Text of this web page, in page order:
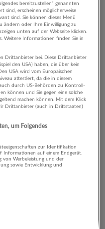
GmbH
von Waren
bereitzustellen“ genannten
sind, erscheinen möglicherweise
sind. Sie können dieses Menü
ändern oder Ihre Einwilligung zu
unten auf der Webseite klicken.
Weitere Informationen finden Sie in
Drittanbieter bei. Diese Drittanbieter
den USA) haben, die über kein
USA wird vom Europäischen
attestiert, da die in diesem
durch US-Behörden zu Kontroll-
können und Sie gegen eine solche
machen können. Mit dem Klick
Drittanbieter (auch in Drittstaaten)
um Folgendes
zur Identifikation
Informationen auf einem Endgerät.
von Werbeleistung und der
sowie Entwicklung und